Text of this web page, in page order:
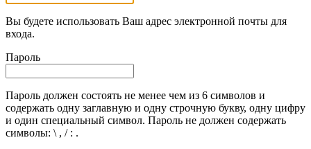
Вы будете использовать Ваш адрес электронной почты для
входа.
Пароль
Пароль должен состоять не менее чем из 6 символов и
содержать одну заглавную и одну строчную букву, одну цифру
и один специальный символ. Пароль не должен содержать
символы: \ , / : .